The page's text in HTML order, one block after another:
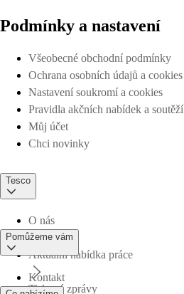
Podmínky a nastavení
Všeobecné obchodní podmínky
Ochrana osobních údajů a cookies
Nastavení soukromí a cookies
Pravidla akčních nabídek a soutěží
Můj účet
Chci novinky
Tesco
O nás
Aktuální nabídka práce
Tiskové zprávy
Pomůžeme vám
Kontakt